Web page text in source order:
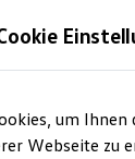
auf E-
–
Ihre
um Ihnen
Webseite zu